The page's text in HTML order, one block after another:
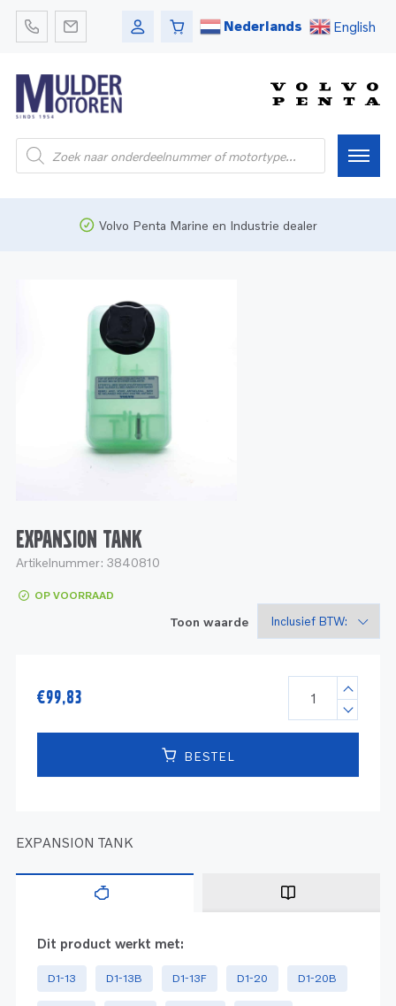
Nederlands English
Pleziervaart
Onderdelen
Bedrijfsvaart
Motoren
Reman - Bedrijfsvaart
Volvo Penta Marine en Industrie dealer
EXPANSION TANK
Artikelnummer: 3840810
OP VOORRAAD
Toon waarde
€99,83
BESTEL
EXPANSION TANK
Dit product werkt met:
D1-13 D1-13B D1-13F D1-20 D1-20B